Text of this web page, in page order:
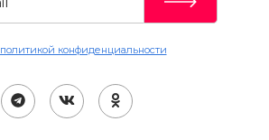
политикой конфиденциальности